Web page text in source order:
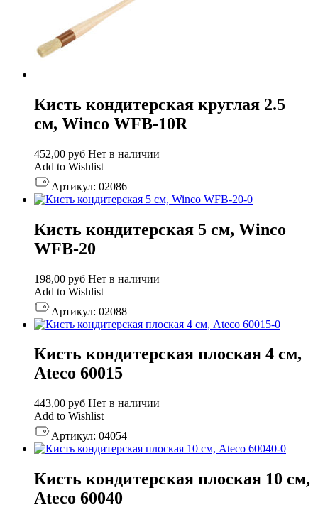
Кисть кондитерская круглая 2.5
см, Winco WFB-10R
452,00 руб Нет в наличии
Add to Wishlist
Артикул: 02086
Кисть кондитерская 5 см, Winco
WFB-20
198,00 руб Нет в наличии
Add to Wishlist
Артикул: 02088
Кисть кондитерская плоская 4 см,
Ateco 60015
443,00 руб Нет в наличии
Add to Wishlist
Артикул: 04054
Кисть кондитерская плоская 10 см,
Ateco 60040